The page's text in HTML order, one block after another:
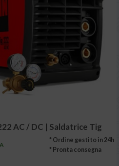
AC / DC | Saldatrice Tig
* Ordine gestito in 24h
* Pronta consegna